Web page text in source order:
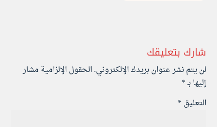
شارك بتعليقك
لن يتم نشر عنوان بريدك الإلكتروني.الحقول الإلزامية مشار
إليها بـ*
التعليق *